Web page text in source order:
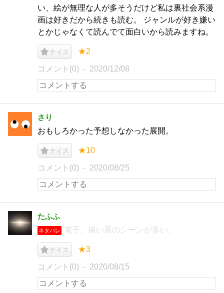
い、絵が無理な人が多そうだけど私は裏社会系漫
画は好きだから続きも読む。 ジャンルが好き嫌い
とかじゃなくて読んでて面白いから読みますね。
ナイス ★2
コメント(0) 2020/12/08
さり
おもしろかった予想しなかった展開。
ナイス ★10
コメント(0) 2020/08/25
たふふ
ネタバレ 電子。痛い系のシーンが多い。
ナイス ★3
コメント(0) 2020/08/15